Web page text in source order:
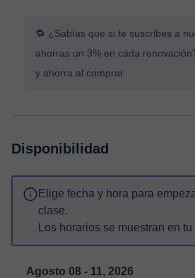
🔁 ¿Sabías que si te suscribes a
ahorras un 3% en cada
y ahorra al comprar.
Disponibilidad
Elige fecha y hora para
clase.
Los horarios se muestran en
Agosto 08 - 11, 2026